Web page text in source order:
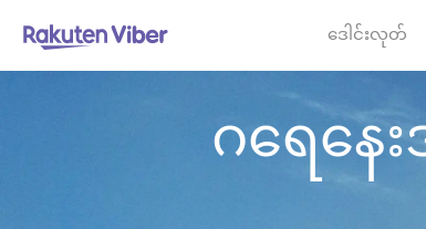
ဒေါင်းလုတ်
ဂရေနေ